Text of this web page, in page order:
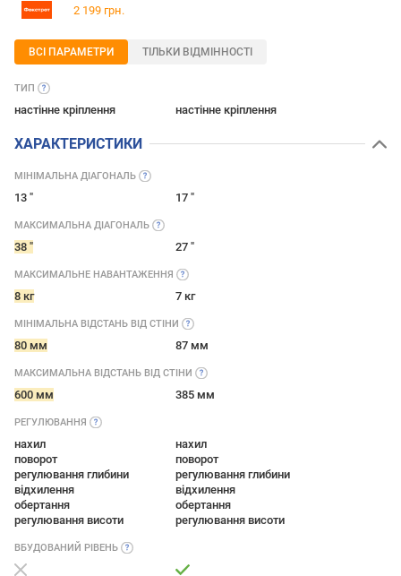
2 199 грн.
ВСІ ПАРАМЕТРИ ТІЛЬКИ ВІДМІННОСТІ
ТИП
настінне кріплення настінне кріплення
ХАРАКТЕРИСТИКИ
МІНІМАЛЬНА ДІАГОНАЛЬ
13 " 17 "
МАКСИМАЛЬНА ДІАГОНАЛЬ
38 " 27 "
МАКСИМАЛЬНЕ НАВАНТАЖЕННЯ
8 кг 7 кг
МІНІМАЛЬНА ВІДСТАНЬ ВІД СТІНИ
80 мм 87 мм
МАКСИМАЛЬНА ВІДСТАНЬ ВІД СТІНИ
600 мм 385 мм
РЕГУЛЮВАННЯ
нахил
поворот
регулювання глибини
відхилення
обертання
регулювання висоти
нахил
поворот
регулювання глибини
відхилення
обертання
регулювання висоти
ВБУДОВАНИЙ РІВЕНЬ